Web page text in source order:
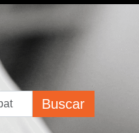
Buscar